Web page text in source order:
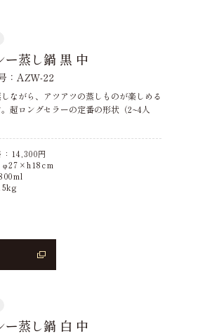
ー蒸し鍋 黒 中
：AZW-22
ながら、アツアツの蒸しものが楽しめる
超ロングセラーの定番の形状（2~4人
14,300円
φ27×h18cm
ー蒸し鍋 白 中